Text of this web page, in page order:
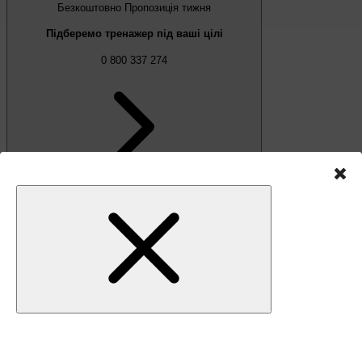
Безкоштовно Пропозиція тижня
Підберемо тренажер під ваші цілі
0 800 337 274